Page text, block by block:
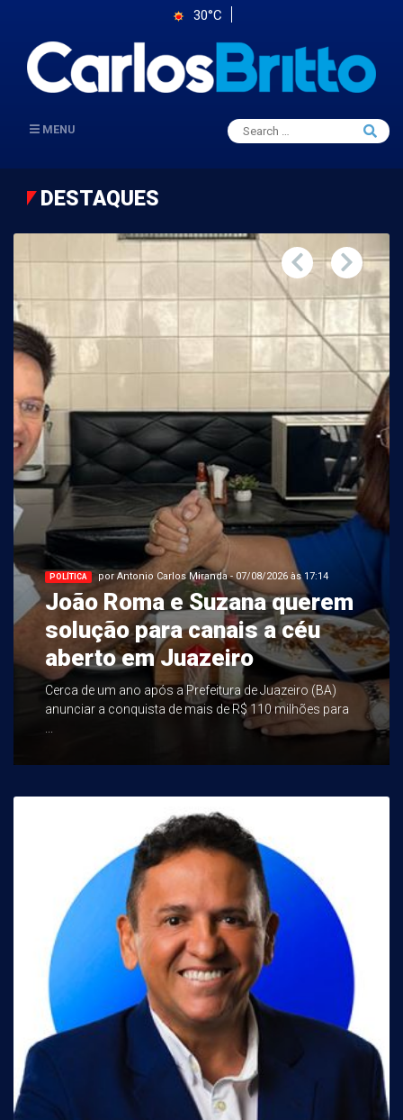
30°C
MENU
Search
for:
Search
DESTAQUES
POLÍTICA por Antonio Carlos Miranda - 07/08/2026 às 17:14
João Roma e Suzana querem
solução para canais a céu
aberto em Juazeiro
Cerca de um ano após a Prefeitura de Juazeiro (BA)
anunciar a conquista de mais de R$ 110 milhões para